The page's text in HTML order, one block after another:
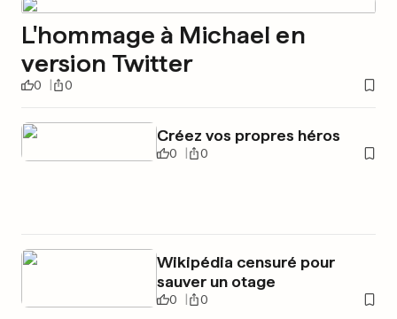
L'hommage à Michael en
version Twitter
0 0
Créez vos propres héros
0 0
Wikipédia censuré pour
sauver un otage
0 0